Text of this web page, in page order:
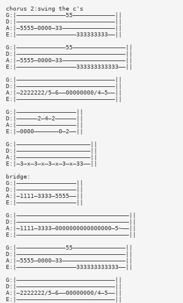
chorus 2:swing the c's
G:|——————————————55————————————||
D:|————————————————————————————||
A:|—5555—0000—33———————————————||
E:|—————————————————333333333——||
G:|——————————————55———————————————||
D:|———————————————————————————————||
A:|—5555—0000—33——————————————————||
E:|—————————————————333333333333——||
G:|————————————————————————————||
D:|————————————————————————————||
A:|—2222222/5—6——00000000/4—5——||
E:|————————————————————————————||
G:|—————————————————||
D:|——————2—4—2——————||
A:|—————————————————||
E:|—0000———————0—2——||
G:|—————————————————————||
D:|—————————————————————||
A:|—————————————————————||
E:|—3—x—3—x—3—x—3—x—33——||
bridge:
G:|—————————————————||
D:|—————————————————||
A:|—1111—3333—5555——||
E:|—————————————————||
G:|————————————————————————————————||
D:|————————————————————————————————||
A:|—1111—3333—0000000000000000—5~——||
E:|————————————————————————————————||
G:|——————————————55———————————————||
D:|———————————————————————————————||
A:|—5555—0000—33——————————————————||
E:|—————————————————333333333333——||
G:|————————————————————————————||
D:|————————————————————————————||
A:|—2222222/5—6——00000000/4—5——||
E:|————————————————————————————||